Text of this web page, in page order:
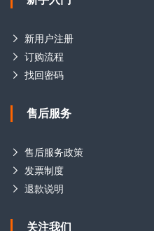
新用户注册
订购流程
找回密码
售后服务
售后服务政策
发票制度
退款说明
关注我们